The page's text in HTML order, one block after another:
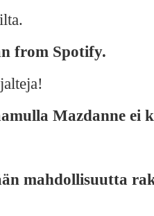
from Spotify.
Mazdanne ei
mahdollisuutta